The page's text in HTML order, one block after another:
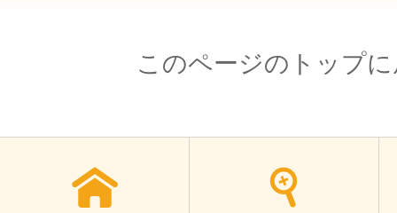
このページのトップ